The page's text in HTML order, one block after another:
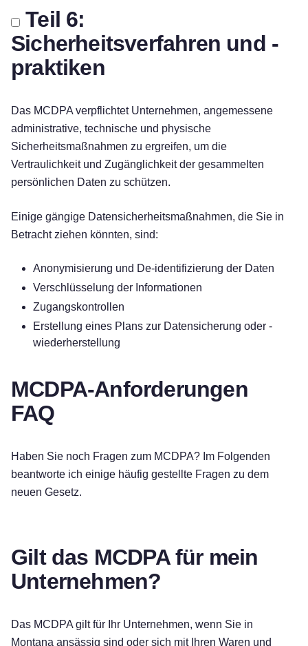
Teil 6:
Sicherheitsverfahren und -
praktiken
Das MCDPA verpflichtet Unternehmen, angemessene
administrative, technische und physische
Sicherheitsmaßnahmen zu ergreifen, um die
Vertraulichkeit und Zugänglichkeit der gesammelten
persönlichen Daten zu schützen.
Einige gängige Datensicherheitsmaßnahmen, die Sie in
Betracht ziehen könnten, sind:
Anonymisierung und De-identifizierung der Daten
Verschlüsselung der Informationen
Zugangskontrollen
Erstellung eines Plans zur Datensicherung oder -
wiederherstellung
MCDPA-Anforderungen
FAQ
Haben Sie noch Fragen zum MCDPA? Im Folgenden
beantworte ich einige häufig gestellte Fragen zu dem
neuen Gesetz.
Gilt das MCDPA für mein
Unternehmen?
Das MCDPA gilt für Ihr Unternehmen, wenn Sie in
Montana ansässig sind oder sich mit Ihren Waren und